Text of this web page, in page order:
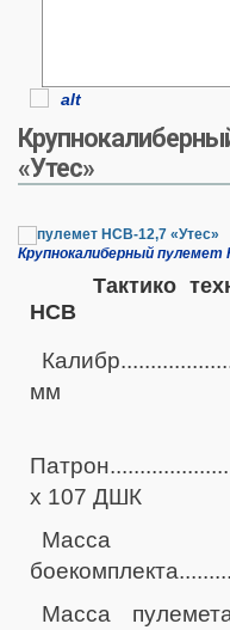
«Утес»
Крупнокалиберный
Тактико
НСВ
мм
x 107 ДШК
Масса
Масса